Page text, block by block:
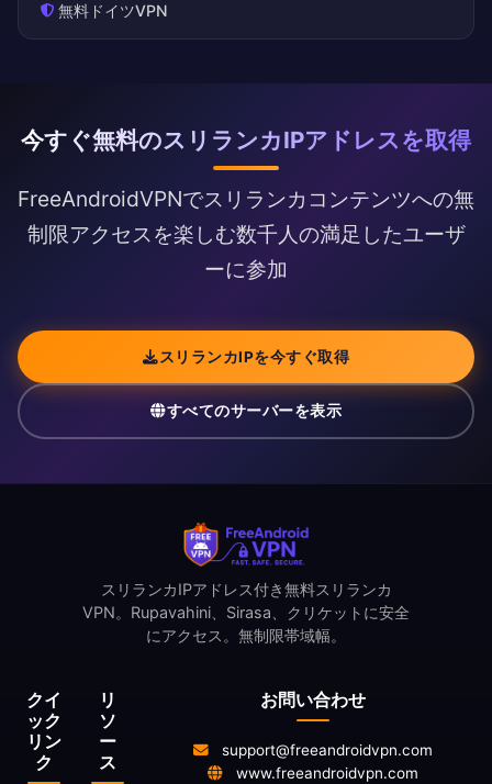
無料ドイツVPN
今すぐ無料のスリランカIPアドレスを取得
FreeAndroidVPNでスリランカコンテンツへの無
制限アクセスを楽しむ数千人の満足したユーザ
ーに参加
スリランカIPを今すぐ取得
すべてのサーバーを表示
クイ
ック
リン
ク
リ
ソ
ー
ス
スリランカIPアドレス付き無料スリランカ
VPN。Rupavahini、Sirasa、クリケットに安全
にアクセス。無制限帯域幅。
お問い合わせ
support@freeandroidvpn.com
www.freeandroidvpn.com